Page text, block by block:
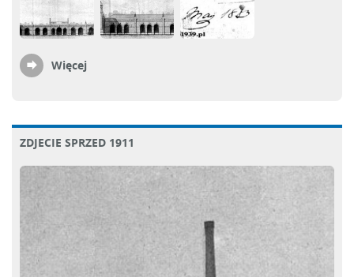
Więcej
ZDJECIE SPRZED 1911